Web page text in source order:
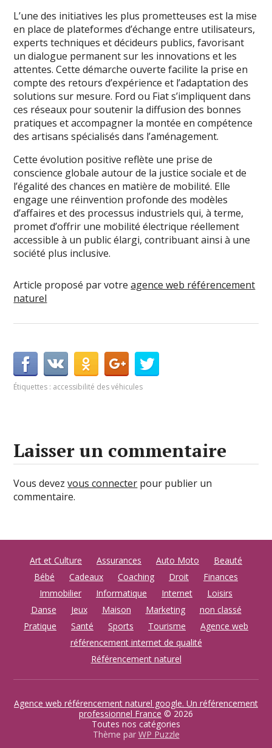
L’une des initiatives les plus prometteuses est la mise
en place de plateformes d’échange entre utilisateurs,
experts techniques et décideurs publics, favorisant
un dialogue permanent sur les innovations et les
attentes. Cette démarche ouverte facilite la prise en
compte des retours d’expérience et l’adaptation des
solutions sur mesure. Ford ou Fiat s’impliquent dans
ces réseaux pour soutenir la diffusion des bonnes
pratiques et accompagner la montée en compétence
des artisans spécialisés dans l’aménagement.
Cette évolution positive reflète une prise de
conscience globale autour de la justice sociale et de
l’égalité des chances en matière de mobilité. Elle
engage une réinvention profonde des modèles
d’affaires et des processus industriels qui, à terme,
promet d’offrir une mobilité électrique réellement
accessible à un public élargi, contribuant ainsi à une
société plus inclusive.
Article proposé par votreagence web référencement
naturel
Étiquettes : accessibilité des véhicules
Laisser un commentaire
Vous devezvous connecter pour publier un
commentaire.
Art et Culture Assurances Auto Moto
Beauté
Bébé
Cadeaux Coaching Droit
Finances
Immobilier
Informatique Internet
Loisirs
Danse
Jeux Maison Marketing
non classé
Pratique
Santé Sports Tourisme
Agence web
référencement internet de qualité
Référencement naturel
Agence web référencement naturel google. Un référencement
professionnel France © 2026
Toutes nos catégories
Thème par WP Puzzle